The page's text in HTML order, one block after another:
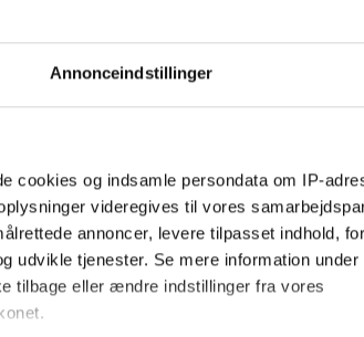
Annonceindstillinger
cookies og indsamle persondata om IP-
videregives til vores
annoncer, levere tilpasset indhold,
udvikle tjenester. Se mere information under
tilbage eller ændre indstillinger fra vores
safe and reliable operation while
Remove the adjusting screw from
the leg with the screws provided